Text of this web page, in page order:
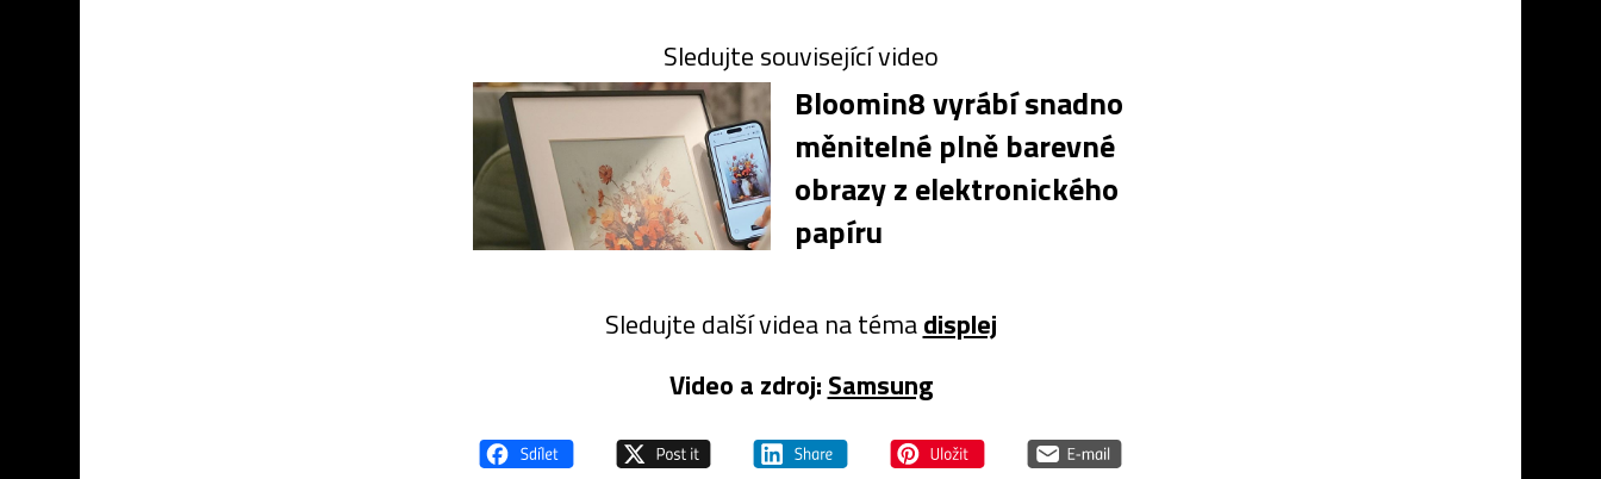
Sledujte související video
Bloomin8 vyrábí snadno
měnitelné plně barevné
obrazy z elektronického
papíru
Sledujte další videa na témadisplej
Video a zdroj: Samsung